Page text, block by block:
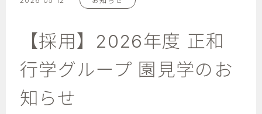
【採用】2026年度 正和
行学グループ 園見学のお
知らせ